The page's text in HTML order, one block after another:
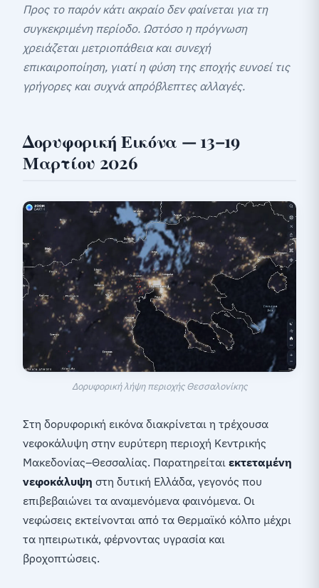
Προς το παρόν κάτι ακραίο δεν φαίνεται για τη
συγκεκριμένη περίοδο. Ωστόσο η πρόγνωση
χρειάζεται μετριοπάθεια και συνεχή
επικαιροποίηση, γιατί η φύση της εποχής ευνοεί τις
γρήγορες και συχνά απρόβλεπτες αλλαγές.
Δορυφορική Εικόνα — 13–19
Μαρτίου 2026
Δορυφορική λήψη περιοχής Θεσσαλονίκης
Στη δορυφορική εικόνα διακρίνεται η τρέχουσα
νεφοκάλυψη στην ευρύτερη περιοχή Κεντρικής
Μακεδονίας–Θεσσαλίας. Παρατηρείται εκτεταμένη
νεφοκάλυψη στη δυτική Ελλάδα, γεγονός που
επιβεβαιώνει τα αναμενόμενα φαινόμενα. Οι
νεφώσεις εκτείνονται από τα Θερμαϊκό κόλπο μέχρι
τα ηπειρωτικά, φέρνοντας υγρασία και
βροχοπτώσεις.